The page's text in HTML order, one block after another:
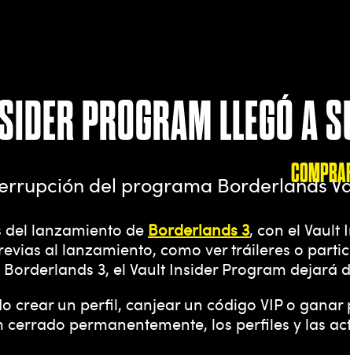
PROGRAM LLEGÓ A
del programa Borderlands
del lanzamiento de Borderlands 3, con el Vault
al lanzamiento, como ver tráileres o
3, el Vault Insider Program dejará
crear un perfil, canjear un código VIP o ganar
permanentemente, los perfiles y las